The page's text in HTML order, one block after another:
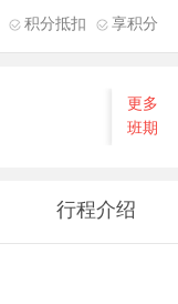
积分抵扣 享积分
更多
班期
行程介绍